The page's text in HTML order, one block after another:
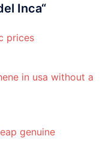
Inca“
prices
in usa without a
genuine